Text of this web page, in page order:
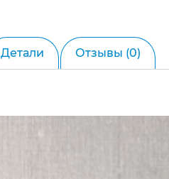
Детали Отзывы (0)